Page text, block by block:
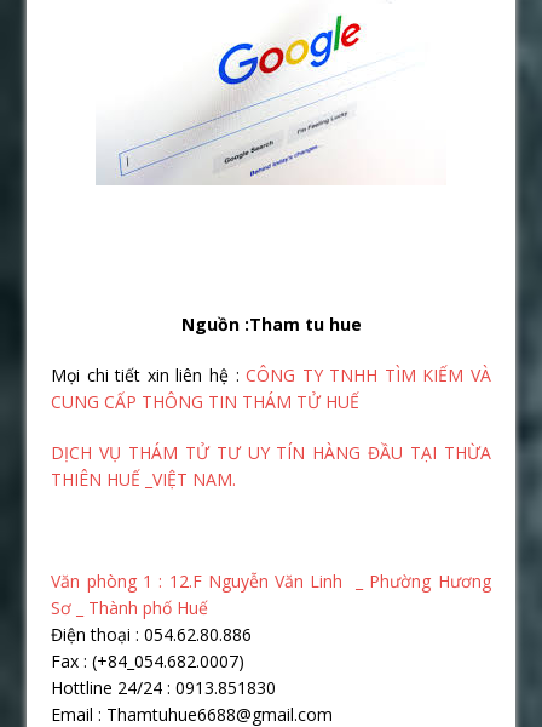
Nguồn :Tham tu hue
Mọi chi tiết xin liên hệ :CÔNG TY TNHH TÌM KIẾM VÀ
CUNG CẤP THÔNG TIN THÁM TỬ HUẾ
DỊCH VỤ THÁM TỬ TƯ UY TÍN HÀNG ĐẦU TẠI THỪA
THIÊN HUẾ _VIỆT NAM.
Văn phòng 1 : 12.F Nguyễn Văn Linh _ Phường Hương
Sơ _ Thành phố Huế
Điện thoại : 054.62.80.886
Fax : (+84_054.682.0007)
Hottline 24/24 : 0913.851830
Email : Thamtuhue6688@gmail.com